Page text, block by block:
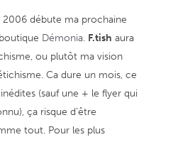
2006 débute ma prochaine
Démonia. F.tish aura
ou plutôt ma vision
Ca dure un mois, ce
(sauf une + le flyer qui
ça risque d’être
tout. Pour les plus